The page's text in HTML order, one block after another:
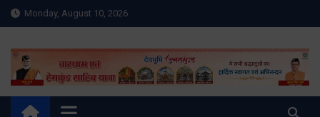
Skip
to
Monday, August 10, 2026
Meru Raibar | Uttarakhand
News | Uttarkashi News
meruraibar.com